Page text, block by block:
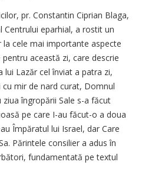
pr. Constantin Ciprian Blaga,
Centrului eparhial, a rostit un
cele mai importante aspecte
această zi, care descrie
Lazăr cel înviat a patra zi,
mir de nard curat, Domnul
îngropării Sale s-a făcut
pe care I-au făcut-o a doua
Împăratul lui Israel, dar Care
Părintele consilier a adus în
fundamentată pe textul